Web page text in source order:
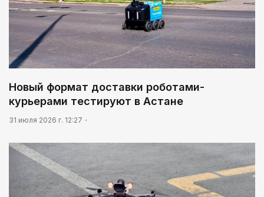
Новый формат доставки роботами-
курьерами тестируют в Астане
31 июля 2026 г. 12:27